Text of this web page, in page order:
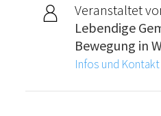
Veranstaltet
Lebendige
Bewegung in
Infos und Kontakt